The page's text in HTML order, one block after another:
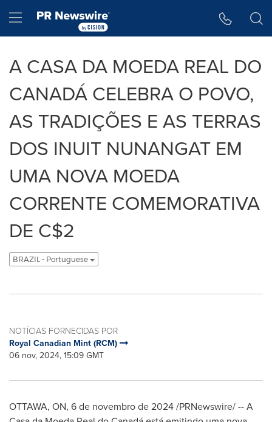
Hamburger menu
A CASA DA MOEDA REAL DO
CANADÁ CELEBRA O POVO,
AS TRADIÇÕES E AS TERRAS
DOS INUIT NUNANGAT EM
UMA NOVA MOEDA
CORRENTE COMEMORATIVA
DE C$2
BRAZIL - Portuguese
NOTÍCIAS FORNECIDAS POR
Royal Canadian Mint (RCM)
06 nov, 2024, 15:09 GMT
OTTAWA, ON, 6 de novembro de 2024/PRNewswire/ -- A